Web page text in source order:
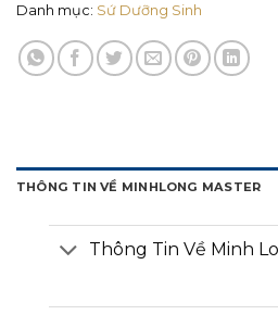
Danh mục: Sứ Dưỡng Sinh
THÔNG TIN VỀ MINHLONG MASTER
Thông Tin Về Minh